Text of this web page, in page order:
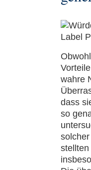
wahre
dass
so